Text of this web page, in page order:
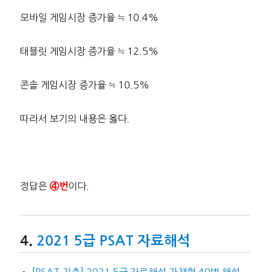
모바일 게임시장 증가율 ≒ 10.4%
태블릿 게임시장 증가율 ≒ 12.5%
콘솔 게임시장 증가율 ≒ 10.5%
따라서 보기의 내용은 옳다.
정답은④번 이다.
2021 5급 PSAT 자료해석